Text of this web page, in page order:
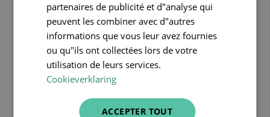
Da
no
tre
partenaires de publicité et d"analyse qui
peuvent les combiner avec d"autres
informations que vous leur avez fournies
ou qu"ils ont collectées lors de votre
utilisation de leurs services.
Cookieverklaring
ACCEPTER TOUT